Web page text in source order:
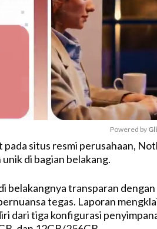
t
e
Powered by
situs resmi perusahaan,
di bagian belakang.
belakangnya transparan dengan
tegas. Laporan
dari tiga konfigurasi